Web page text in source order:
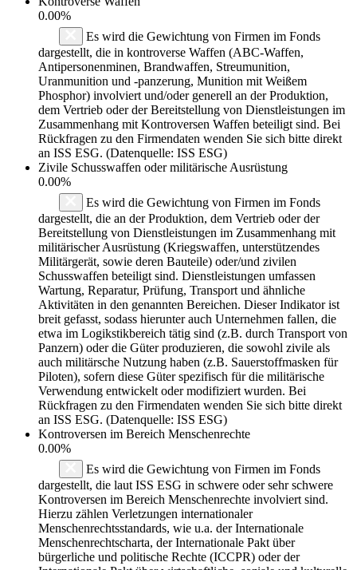
0.00%
Es wird die Gewichtung von Firmen im Fonds
dargestellt, die in kontroverse Waffen (ABC-Waffen,
Antipersonenminen, Brandwaffen, Streumunition,
Uranmunition und -panzerung, Munition mit Weißem
Phosphor) involviert und/oder generell an der Produktion,
dem Vertrieb oder der Bereitstellung von Dienstleistungen im
Zusammenhang mit Kontroversen Waffen beteiligt sind. Bei
Rückfragen zu den Firmendaten wenden Sie sich bitte direkt
an ISS ESG. (Datenquelle: ISS ESG)
Zivile Schusswaffen oder militärische Ausrüstung
0.00%
Es wird die Gewichtung von Firmen im Fonds
dargestellt, die an der Produktion, dem Vertrieb oder der
Bereitstellung von Dienstleistungen im Zusammenhang mit
militärischer Ausrüstung (Kriegswaffen, unterstützendes
Militärgerät, sowie deren Bauteile) oder/und zivilen
Schusswaffen beteiligt sind. Dienstleistungen umfassen
Wartung, Reparatur, Prüfung, Transport und ähnliche
Aktivitäten in den genannten Bereichen. Dieser Indikator ist
breit gefasst, sodass hierunter auch Unternehmen fallen, die
etwa im Logikstikbereich tätig sind (z.B. durch Transport von
Panzern) oder die Güter produzieren, die sowohl zivile als
auch militärsche Nutzung haben (z.B. Sauerstoffmasken für
Piloten), sofern diese Güter spezifisch für die militärische
Verwendung entwickelt oder modifiziert wurden. Bei
Rückfragen zu den Firmendaten wenden Sie sich bitte direkt
an ISS ESG. (Datenquelle: ISS ESG)
Kontroversen im Bereich Menschenrechte
0.00%
Es wird die Gewichtung von Firmen im Fonds
dargestellt, die laut ISS ESG in schwere oder sehr schwere
Kontroversen im Bereich Menschenrechte involviert sind.
Hierzu zählen Verletzungen internationaler
Menschenrechtsstandards, wie u.a. der Internationale
Menschenrechtscharta, der Internationale Pakt über
bürgerliche und politische Rechte (ICCPR) oder der